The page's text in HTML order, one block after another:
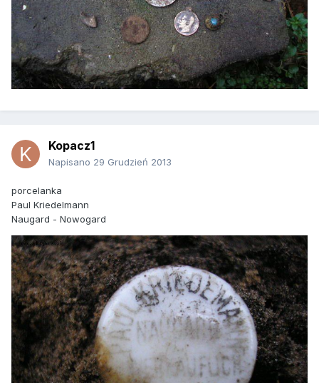
Kopacz1
Napisano 29 Grudzień 2013
porcelanka
Paul Kriedelmann
Naugard - Nowogard